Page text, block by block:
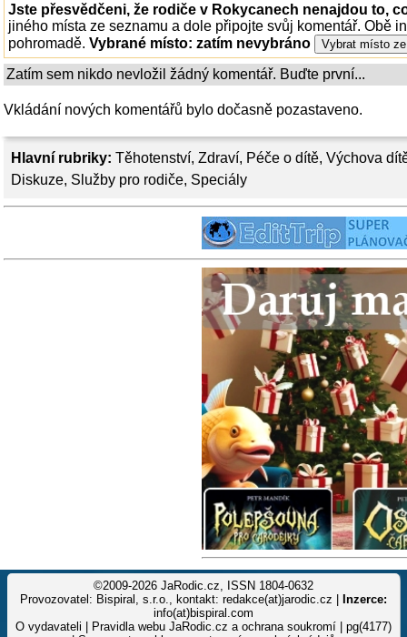
Hlavní rubriky: Těhotenství, Zdraví, Péče o dítě, Výchova
Diskuze, Služby pro rodiče, Speciály
Jste přesvědčeni, že rodiče v Rokycanech nenajdou to,
jiného místa ze seznamu a dole připojte svůj komentář. Obě
pohromadě. Vybrané místo: zatím nevybráno
Zatím sem nikdo nevložil žádný komentář. Buďte první...
Vkládání nových komentářů bylo dočasně pozastaveno.
©2009-2026 JaRodic.cz, ISSN 1804-0632
Provozovatel: Bispiral, s.r.o., kontakt: redakce(at)jarodic.cz |
Inzerce:
info(at)bispiral.com
O vydavateli
Pravidla webu JaRodic.cz a ochrana soukromí | pg(4177)